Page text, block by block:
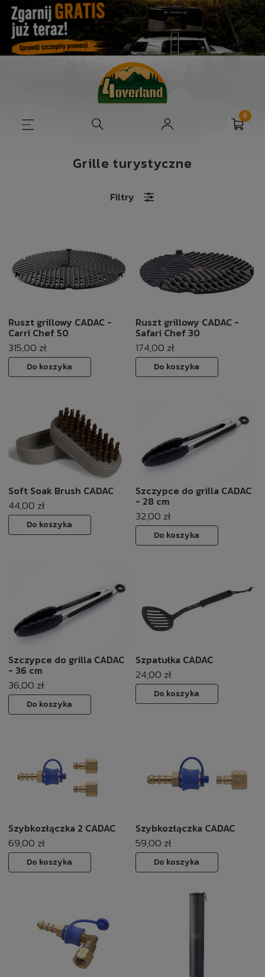
Grille turystyczne
Filtry
Ruszt grillowy CADAC -
Carri Chef 50
315,00 zł
Do koszyka
Ruszt grillowy CADAC -
Safari Chef 30
174,00 zł
Do koszyka
Soft Soak Brush CADAC
44,00 zł
Do koszyka
Szczypce do grilla CADAC
- 28 cm
32,00 zł
Do koszyka
Szczypce do grilla CADAC
- 36 cm
36,00 zł
Do koszyka
Szpatułka CADAC
24,00 zł
Do koszyka
Szybkozłączka 2 CADAC
69,00 zł
Do koszyka
Szybkozłączka CADAC
59,00 zł
Do koszyka